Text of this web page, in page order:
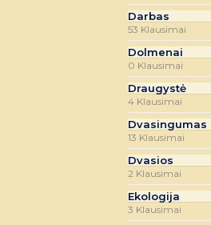
Darbas
53 Klausimai
Dolmenai
0 Klausimai
Draugystė
4 Klausimai
Dvasingumas
13 Klausimai
Dvasios
2 Klausimai
Ekologija
3 Klausimai